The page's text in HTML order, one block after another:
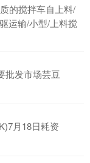
的搅拌车自上料/
运输/小型/上料搅
批发市场芸豆
月18日耗资